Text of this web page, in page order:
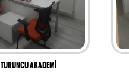
TURUNCU AKADEMİ